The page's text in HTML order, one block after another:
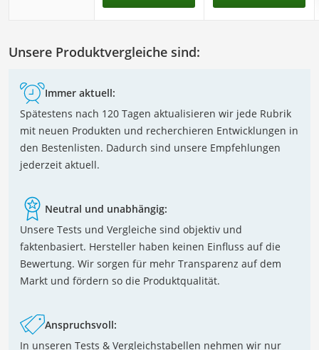
Unsere Produktvergleiche sind:
Immer aktuell:
Spätestens nach 120 Tagen aktualisieren wir jede Rubrik
mit neuen Produkten und recherchieren Entwicklungen in
den Bestenlisten. Dadurch sind unsere Empfehlungen
jederzeit aktuell.
Neutral und unabhängig:
Unsere Tests und Vergleiche sind objektiv und
faktenbasiert. Hersteller haben keinen Einfluss auf die
Bewertung. Wir sorgen für mehr Transparenz auf dem
Markt und fördern so die Produktqualität.
Anspruchsvoll:
In unseren Tests & Vergleichstabellen nehmen wir nur